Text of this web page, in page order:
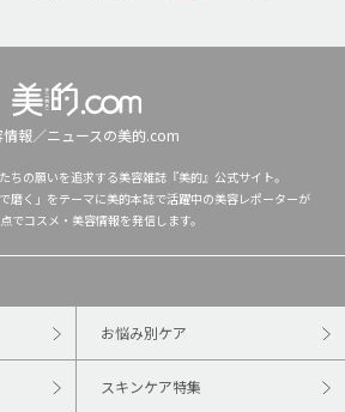
報／ニュースの美的.com
ちの願いを追求する美容雑誌『美的』公式サイト。
磨く」をテーマに美的本誌で活躍中の美容レポーターが
でコスメ・美容情報を発信します。
お悩み別ケア
スキンケア特集